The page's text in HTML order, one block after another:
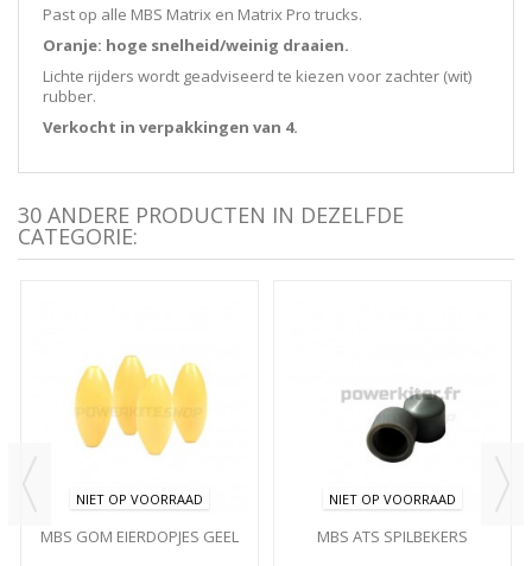
Past op alle MBS Matrix en Matrix Pro trucks.
Oranje: hoge snelheid/weinig draaien.
Lichte rijders wordt geadviseerd te kiezen voor zachter (wit)
rubber.
Verkocht in verpakkingen van 4.
30 ANDERE PRODUCTEN IN DEZELFDE
CATEGORIE:
NIET OP VOORRAAD
MBS GOM EIERDOPJES GEEL
NIET OP VOORRAAD
MBS ATS SPILBEKERS